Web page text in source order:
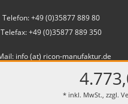
* inkl. MwSt., zzgl.
Telefon: +49 (0)35877 889 80
Telefax: +49 (0)35877 889 350
info (at) ricon-manufaktur.de
Sie errreichen uns:
9:00 - 17:00 Uhr